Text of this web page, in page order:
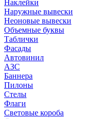
Наклейки
Наружные вывески
Неоновые вывески
Объемные буквы
Таблички
Фасады
Автовинил
АЗС
Баннера
Пилоны
Стелы
Флаги
Световые короба